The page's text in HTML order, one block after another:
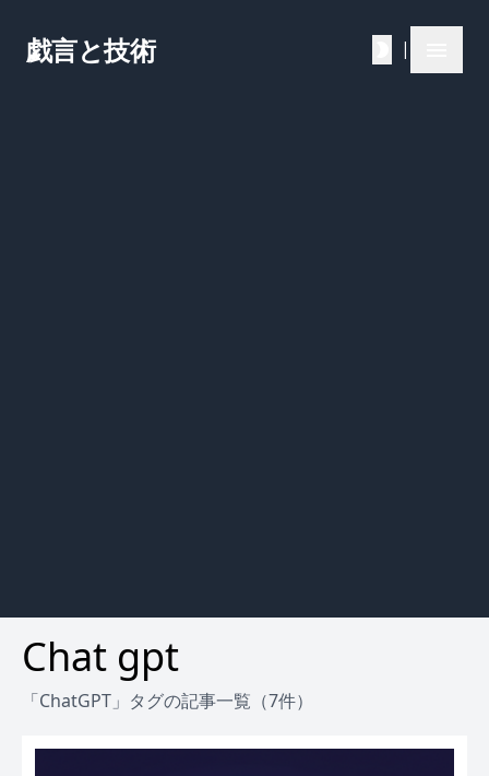
戯言と技術 |
Chat gpt
「ChatGPT」タグの記事一覧（7件）